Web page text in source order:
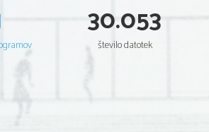
30.053
število datotek